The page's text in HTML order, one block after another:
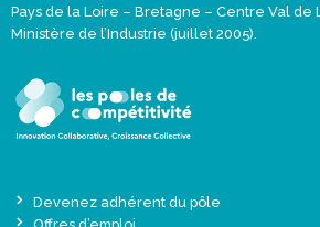
Pays de la Loire – Bretagne – Centre Val de
Ministère de l’Industrie (juillet 2005).
Devenez adhérent du pôle